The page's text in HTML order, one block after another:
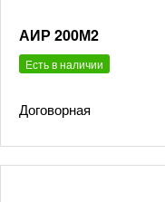
АИР 200М2
Есть в наличии
Договорная